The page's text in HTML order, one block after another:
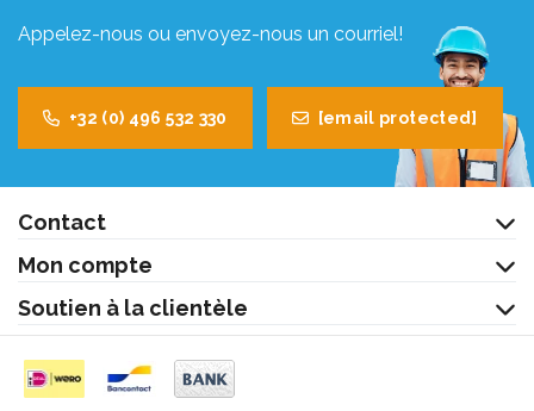
Appelez-nous ou envoyez-nous un courriel!
+32 (0) 496 532 330 [email protected]
Contact
Mon compte
Soutien à la clientèle